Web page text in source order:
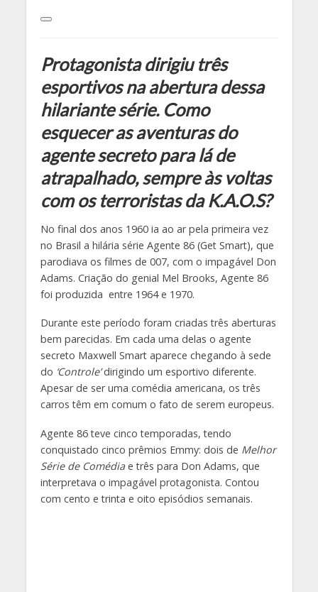
Protagonista dirigiu três
esportivos na abertura dessa
hilariante série. Como
esquecer as aventuras do
agente secreto para lá de
atrapalhado, sempre às voltas
com os terroristas da K.A.O.S?
No final dos anos 1960 ia ao ar pela primeira vez
no Brasil a hilária série Agente 86 (Get Smart), que
parodiava os filmes de 007, com o impagável Don
Adams. Criação do genial Mel Brooks, Agente 86
foi produzida entre 1964 e 1970.
Durante este período foram criadas três aberturas
bem parecidas. Em cada uma delas o agente
secreto Maxwell Smart aparece chegando à sede
do ‘Controle’dirigindo um esportivo diferente.
Apesar de ser uma comédia americana, os três
carros têm em comum o fato de serem europeus.
Agente 86 teve cinco temporadas, tendo
conquistado cinco prêmios Emmy: dois de Melhor
Série de Comédiae três para Don Adams, que
interpretava o impagável protagonista. Contou
com cento e trinta e oito episódios semanais.